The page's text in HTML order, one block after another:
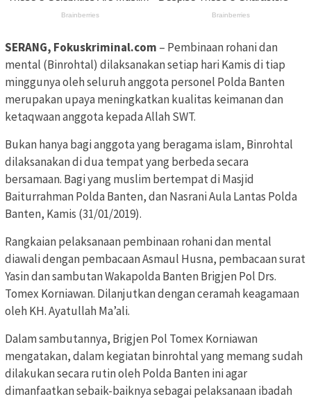
SERANG, Fokuskriminal.com – Pembinaan rohani dan
mental (Binrohtal) dilaksanakan setiap hari Kamis di tiap
minggunya oleh seluruh anggota personel Polda Banten
merupakan upaya meningkatkan kualitas keimanan dan
ketaqwaan anggota kepada Allah SWT.
Bukan hanya bagi anggota yang beragama islam, Binrohtal
dilaksanakan di dua tempat yang berbeda secara
bersamaan. Bagi yang muslim bertempat di Masjid
Baiturrahman Polda Banten, dan Nasrani Aula Lantas Polda
Banten, Kamis (31/01/2019).
Rangkaian pelaksanaan pembinaan rohani dan mental
diawali dengan pembacaan Asmaul Husna, pembacaan surat
Yasin dan sambutan Wakapolda Banten Brigjen Pol Drs.
Tomex Korniawan. Dilanjutkan dengan ceramah keagamaan
oleh KH. Ayatullah Ma’ali.
Dalam sambutannya, Brigjen Pol Tomex Korniawan
mengatakan, dalam kegiatan binrohtal yang memang sudah
dilakukan secara rutin oleh Polda Banten ini agar
dimanfaatkan sebaik-baiknya sebagai pelaksanaan ibadah